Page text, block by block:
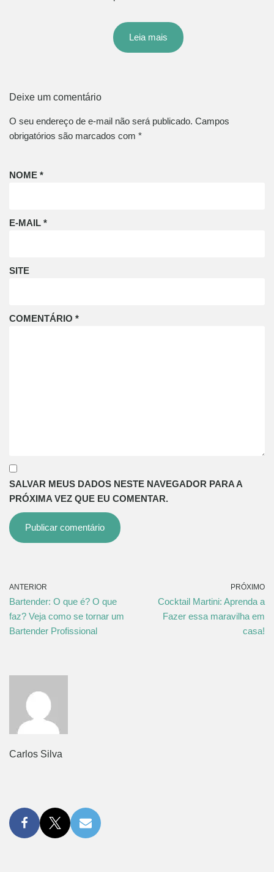
Leia mais
Deixe um comentário
O seu endereço de e-mail não será publicado. Campos
obrigatórios são marcados com *
NOME *
E-MAIL *
SITE
COMENTÁRIO *
SALVAR MEUS DADOS NESTE NAVEGADOR PARA A
PRÓXIMA VEZ QUE EU COMENTAR.
ANTERIOR
Bartender: O que é? O que
faz? Veja como se tornar um
Bartender Profissional
PRÓXIMO
Cocktail Martini: Aprenda a
Fazer essa maravilha em
casa!
Carlos Silva